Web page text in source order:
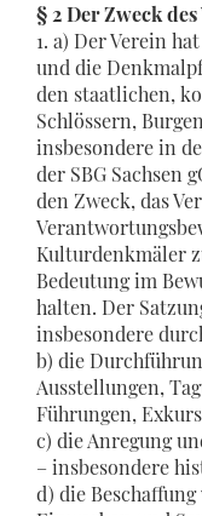
§ 2 Der Zweck
1. a) Der Verein
und die
den staatlichen,
Schlössern,
insbesondere in
der SBG Sachsen
den Zweck, das
Kulturdenkmäler
Bedeutung im
halten. Der
insbesondere
b) die
Ausstellungen,
Führungen,
c) die Anregung
– insbesondere
d) die